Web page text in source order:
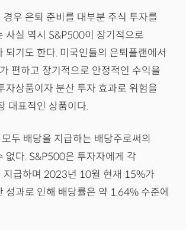
경우 은퇴 준비를 대부분 주식 투자를
사실 역시 S&P500이 장기적으로
되기도 한다. 미국인들의 은퇴플랜에서
편하고 장기적으로 안정적인 수익을
자상품이자 분산 투자 효과로 위험을
대표적인 상품이다.
두 배당을 지급하는 배당주로써의
없다. S&P500은 투자자에게 각
지급하며 2023년 10월 현재 15%가
성과로 인해 배당률은 약 1.64% 수준에